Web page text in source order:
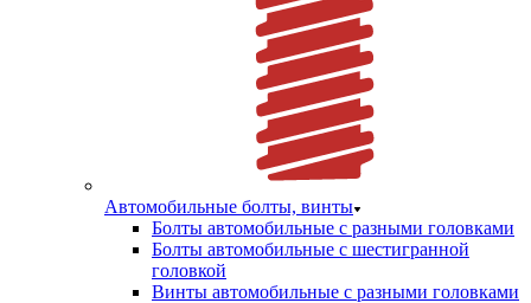
Автомобильные болты, винты
Болты автомобильные с разными головками
Болты автомобильные с шестигранной
головкой
Винты автомобильные с разными головками